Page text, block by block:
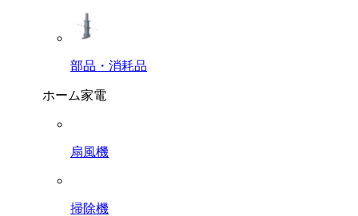
部品・消耗品
ホーム家電
扇風機
掃除機